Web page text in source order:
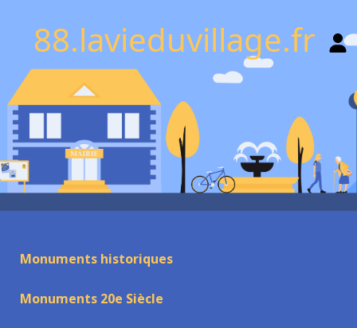
88.lavieduvillage.fr
Monuments historiques
Monuments 20e Siècle